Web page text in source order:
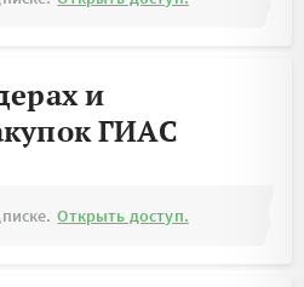
и
ГИАС
Открыть доступ.